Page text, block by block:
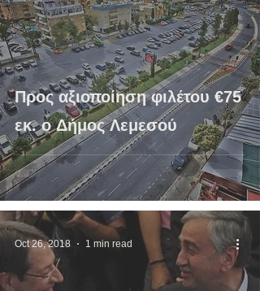
Προς αξιοποίηση φιλέτου €75
εκ. ο Δήμος Λεμεσού
Oct 26, 2018 1 min read